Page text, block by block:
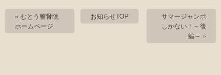
« むとう整骨院
ホームページ
サマージャンボ
しかない！～後
編～ »
お知らせTOP